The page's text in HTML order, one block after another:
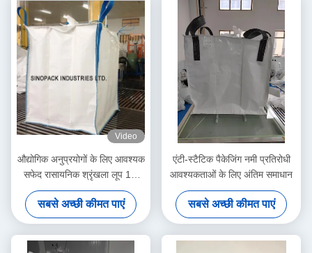
Video
औद्योगिक अनुप्रयोगों के लिए आवश्यक
सफेद रासायनिक श्रृंखला लूप 12'
लंबी
सबसे अच्छी कीमत पाएं
एंटी-स्टैटिक पैकेजिंग नमी प्रतिरोधी
आवश्यकताओं के लिए अंतिम समाधान
सबसे अच्छी कीमत पाएं